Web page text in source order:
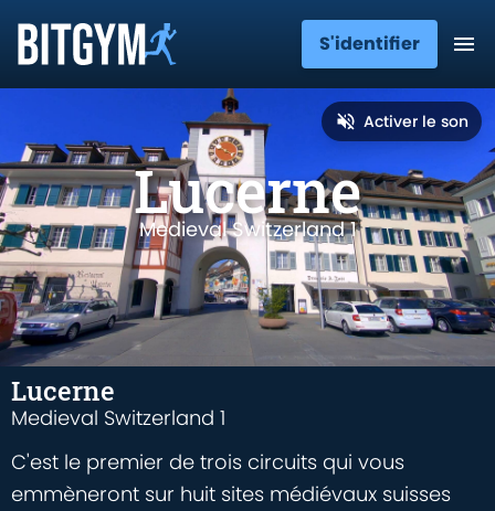
S'identifier
Activer le son
Lucerne
Medieval Switzerland 1
Lucerne
Medieval Switzerland 1
C'est le premier de trois circuits qui vous
emmèneront sur huit sites médiévaux suisses